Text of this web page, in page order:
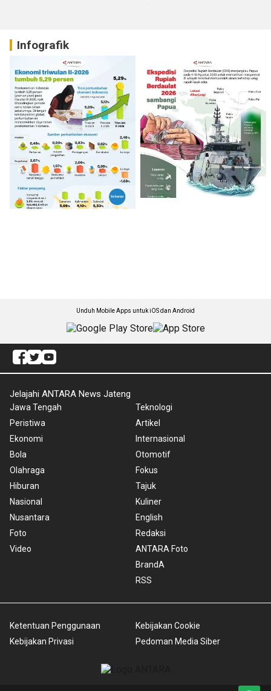
Infografik
Unduh Mobile Apps untuk iOS dan Android
Jelajahi ANTARA News Jateng
Jawa Tengah
Peristiwa
Ekonomi
Bola
Olahraga
Hiburan
Nasional
Nusantara
Foto
Video
Teknologi
Artikel
Internasional
Otomotif
Fokus
Tajuk
Kuliner
English
Redaksi
ANTARA Foto
BrandA
RSS
Ketentuan Penggunaan
Kebijakan Privasi
Kebijakan Cookie
Pedoman Media Siber